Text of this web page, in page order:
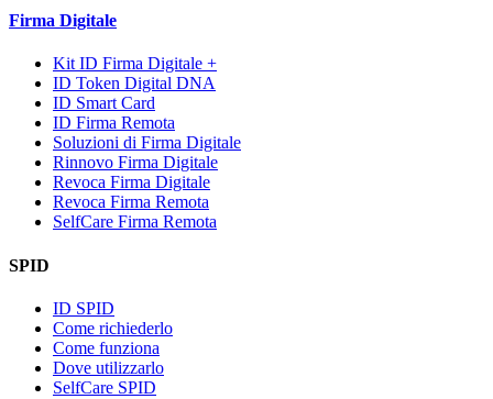
Firma Digitale
Kit ID Firma Digitale +
ID Token Digital DNA
ID Smart Card
ID Firma Remota
Soluzioni di Firma Digitale
Rinnovo Firma Digitale
Revoca Firma Digitale
Revoca Firma Remota
SelfCare Firma Remota
SPID
ID SPID
Come richiederlo
Come funziona
Dove utilizzarlo
SelfCare SPID